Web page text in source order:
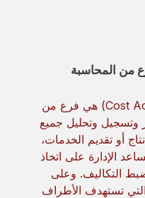
من المحاسبة
محاسبة التكاليف (Cost Accounting) هي فرع من
وتسجيل وتحليل جميع
أو تقديم الخدمات،
الإدارة على اتخاذ
التكاليف. وعلى
تستهدف الأطراف